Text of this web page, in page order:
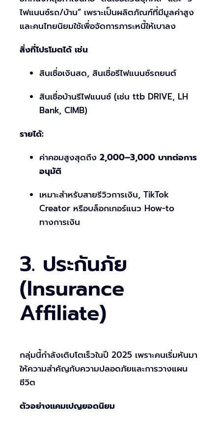
ไฟแนนซ์รถ/บ้าน” เพราะเป็นผลิตภัณฑ์ที่มีมูลค่าสูง
และคนไทยนิยมใช้เพื่อจัดการภาระหนี้ให้เบาลง
สิ่งที่โปรโมตได้ เช่น
สินเชื่อเงินสด, สินเชื่อรีไฟแนนซ์รถยนต์
สินเชื่อบ้านรีไฟแนนซ์ (เช่น ttb DRIVE, LH
Bank, CIMB)
รายได้:
ค่าคอมสูงสุดถึง 2,000–3,000 บาทต่อการ
อนุมัติ
เหมาะสำหรับสายรีวิวการเงิน, TikTok
Creator หรือบล็อกเกอร์แนว How-to
ทางการเงิน
3. ประกันภัย
(Insurance
Affiliate)
กลุ่มนี้กำลังเติบโตเร็วในปี 2025 เพราะคนเริ่มหันมา
ให้ความสำคัญกับความปลอดภัยและการวางแผน
ชีวิต
ตัวอย่างแคมเปญยอดนิยม